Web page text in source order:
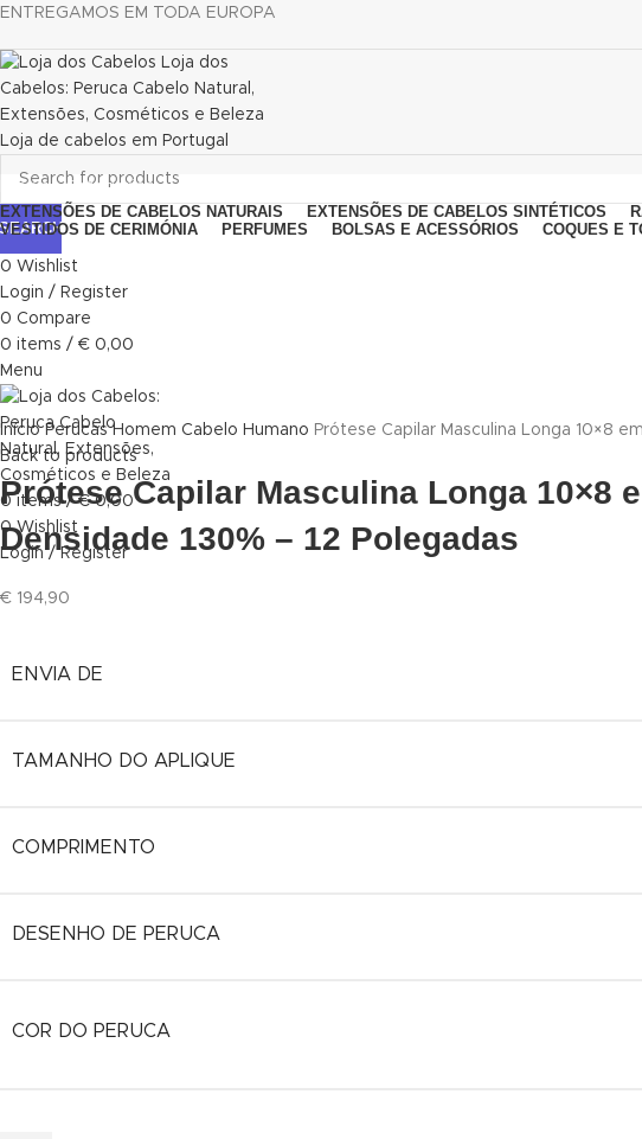
ENTREGAMOS EM TODA EUROPA
SEARCH
0 Wishlist
Login / Register
0 Compare
0 items / € 0,00
Menu
0 items / €0,00
0Wishlist
Login / Register
Browse Categories
EXTENSÕES DE CABELOS NATURAIS EXTENSÕES DE CABELOS SINTÉTICOS
VESTIDOS DE CERIMÓNIA
PERFUMES BOLSAS E ACESSÓRIOS COQUES E
Click to enlarge
Início PerucasHomem Cabelo Humano Prótese Capilar Masculina Longa 10×8
Back to products
Prótese Capilar Masculina Longa 10×8
Densidade 130% – 12 Polegadas
€ 194,90
ENVIA DE
TAMANHO DO APLIQUE
COMPRIMENTO
DESENHO DE PERUCA
COR DO PERUCA